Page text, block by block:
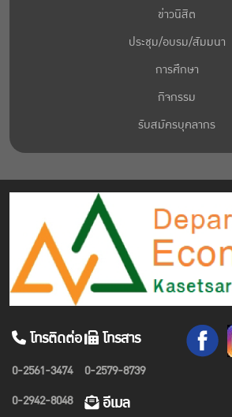
ข่าวนิสิต
ประชุม/อบรม/สัมมนา
การศึกษา
กิจกรรม
รับสมัครบุคลากร
โทรติดต่อ
0-2561-3474
0-2942-8048
โทรสาร
0-2579-8739
อีเมล